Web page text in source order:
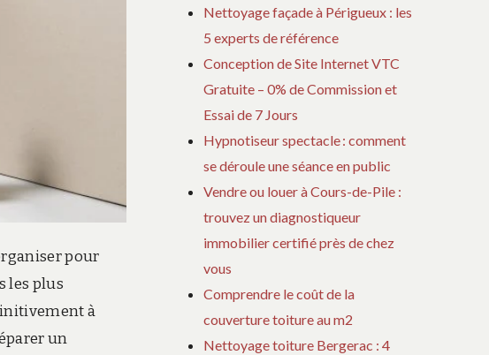
pour
les plus
à
un
Nettoyage façade à Périgueux : les
5 experts de référence
Conception de Site Internet VTC
Gratuite – 0% de Commission et
Essai de 7 Jours
Hypnotiseur spectacle : comment
se déroule une séance en public
Vendre ou louer à Cours-de-Pile :
trouvez un diagnostiqueur
immobilier certifié près de chez
vous
Comprendre le coût de la
couverture toiture au m2
Nettoyage toiture Bergerac : 4